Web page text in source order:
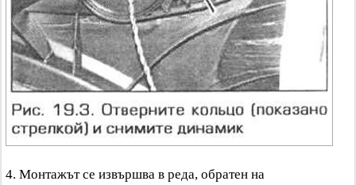
4. Монтажът се извършва в реда, обратен на